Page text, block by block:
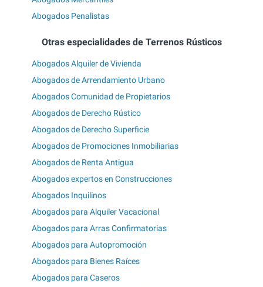
Abogados Penalistas
Otras especialidades de Terrenos Rústicos
Abogados Alquiler de Vivienda
Abogados de Arrendamiento Urbano
Abogados Comunidad de Propietarios
Abogados de Derecho Rústico
Abogados de Derecho Superficie
Abogados de Promociones Inmobiliarias
Abogados de Renta Antigua
Abogados expertos en Construcciones
Abogados Inquilinos
Abogados para Alquiler Vacacional
Abogados para Arras Confirmatorias
Abogados para Autopromoción
Abogados para Bienes Raíces
Abogados para Caseros